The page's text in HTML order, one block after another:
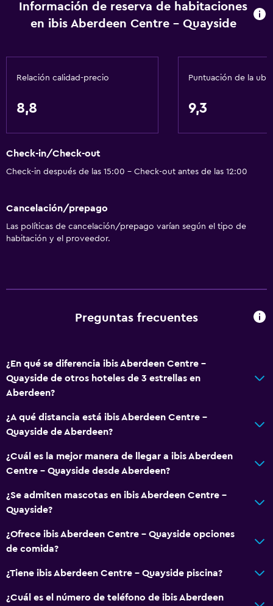
Información de reserva de habitaciones
en ibis Aberdeen Centre - Quayside
Relación calidad-precio
8,8
Puntuación de la
9,3
Check-in/Check-out
Check-in después de las 15:00 - Check-out antes de las 12:00
Cancelación/prepago
Las políticas de cancelación/prepago varían según el tipo de
habitación y el proveedor.
Preguntas frecuentes
¿En qué se diferencia ibis Aberdeen Centre -
Quayside de otros hoteles de 3 estrellas en
Aberdeen?
¿A qué distancia está ibis Aberdeen Centre -
Quayside de Aberdeen?
¿Cuál es la mejor manera de llegar a ibis Aberdeen
Centre - Quayside desde Aberdeen?
¿Se admiten mascotas en ibis Aberdeen Centre -
Quayside?
¿Ofrece ibis Aberdeen Centre - Quayside opciones
de comida?
¿Tiene ibis Aberdeen Centre - Quayside piscina?
¿Cuál es el número de teléfono de ibis Aberdeen